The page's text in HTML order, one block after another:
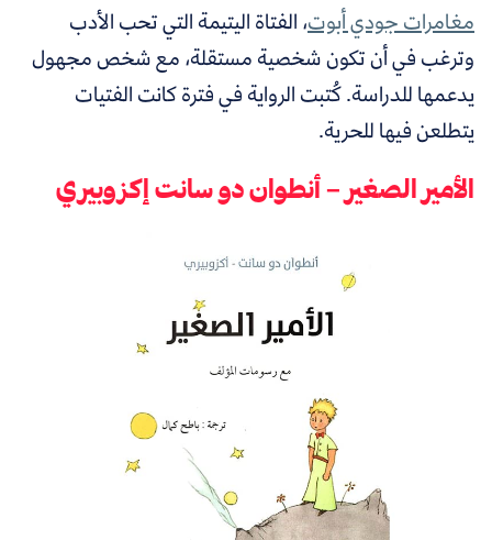
مغامرات جودي أبوت، الفتاة اليتيمة التي تحب الأدب
وترغب في أن تكون شخصية مستقلة، مع شخص مجهول
يدعمها للدراسة. كُتبت الرواية في فترة كانت الفتيات
يتطلعن فيها للحرية.
الأمير الصغير – أنطوان دو سانت إكزوبيري